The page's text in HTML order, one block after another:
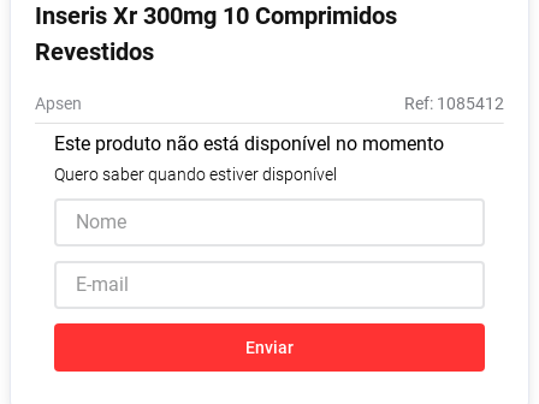
Inseris Xr 300mg 10 Comprimidos
Revestidos
Apsen : 1085412
Este produto não está disponível no momento
Quero saber quando estiver disponível
Enviar
6º Shampoo
7º Desodorante
8
9º Vitamina D
10º Lavitan